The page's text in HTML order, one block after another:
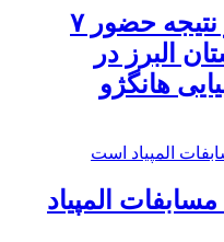
۲ مدال برنز نتیجه حضور ۷
البرز در
هانگژو
المپیاد